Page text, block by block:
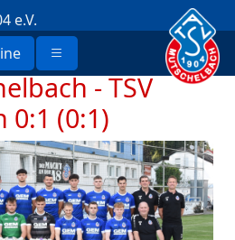
e.V.
- TSV
0:1 (0:1)